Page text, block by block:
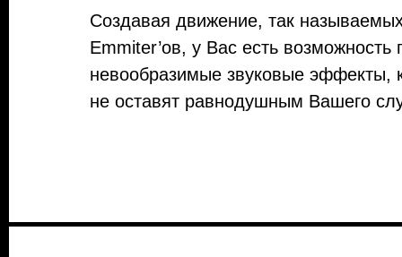
Создавая движение, так
Emmiter’ов, у Вас есть возможность
невообразимые звуковые эффекты,
не оставят равнодушным Вашего